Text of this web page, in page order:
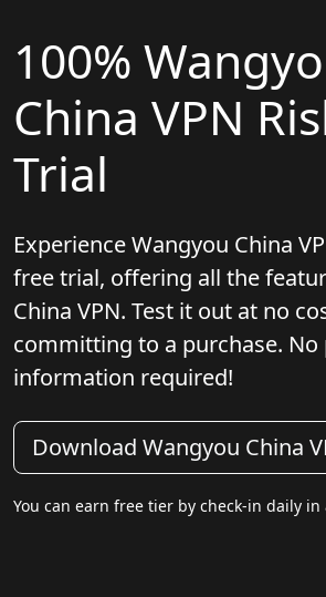
100%
China VPN
Trial
Experience Wangyou China
free trial, offering all the
China VPN. Test it out at no
committing to a purchase. No
information required!
Download Wangyou China
You can earn free tier by check-in daily in